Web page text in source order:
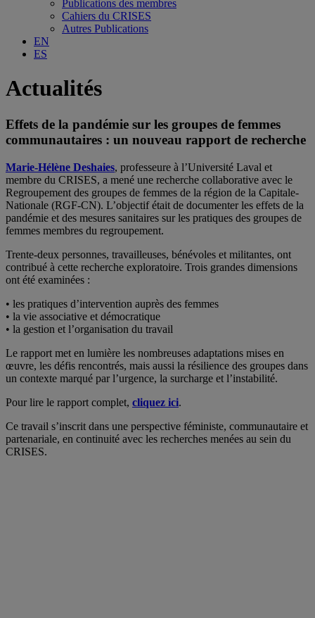
Publications des membres
Cahiers du CRISES
Autres Publications
EN
ES
Actualités
Effets de la pandémie sur les groupes de femmes
communautaires : un nouveau rapport de recherche
Marie-Hélène Deshaies, professeure à l’Université Laval et
membre du CRISES, a mené une recherche collaborative avec le
Regroupement des groupes de femmes de la région de la Capitale-
Nationale (RGF-CN). L’objectif était de documenter les effets de la
pandémie et des mesures sanitaires sur les pratiques des groupes de
femmes membres du regroupement.
Trente-deux personnes, travailleuses, bénévoles et militantes, ont
contribué à cette recherche exploratoire. Trois grandes dimensions
ont été examinées :
• les pratiques d’intervention auprès des femmes
• la vie associative et démocratique
• la gestion et l’organisation du travail
Le rapport met en lumière les nombreuses adaptations mises en
œuvre, les défis rencontrés, mais aussi la résilience des groupes dans
un contexte marqué par l’urgence, la surcharge et l’instabilité.
Pour lire le rapport complet, cliquez ici.
Ce travail s’inscrit dans une perspective féministe, communautaire et
partenariale, en continuité avec les recherches menées au sein du
CRISES.